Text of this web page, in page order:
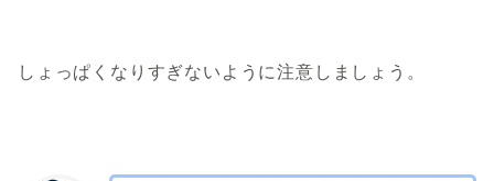
しょっぱくなりすぎないように注意しましょう。